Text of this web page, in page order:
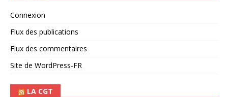
Connexion
Flux des publications
Flux des commentaires
Site de WordPress-FR
LA CGT